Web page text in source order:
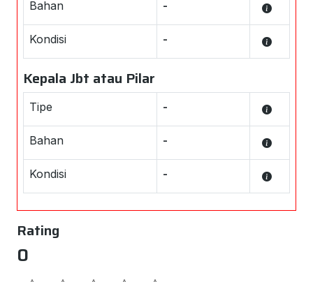
Bahan -
Kondisi -
Kepala Jbt atau Pilar
Tipe -
Bahan -
Kondisi -
Rating
0